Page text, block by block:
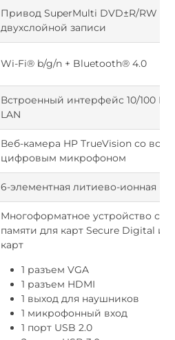
Привод SuperMulti DVD±R/RW с
двухслойной записи
Wi-Fi® b/g/n + Bluetooth® 4.0
Встроенный интерфейс 10/100
LAN
Веб-камера HP TrueVision со
цифровым микрофоном
6-элементная литиево-ионная
Многоформатное устройство
памяти для карт Secure Digital и
карт
1 разъем VGA
1 разъем HDMI
1 выход для наушников
1 микрофонный вход
1 порт USB 2.0